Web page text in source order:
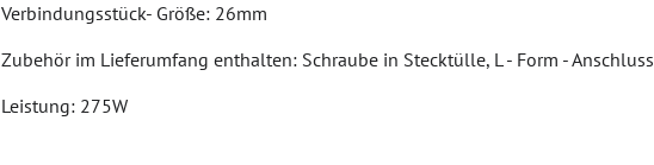
Verbindungsstück- Größe: 26mm
Zubehör im Lieferumfang enthalten: Schraube in Stecktülle, L - Form - Anschluss
Leistung: 275W